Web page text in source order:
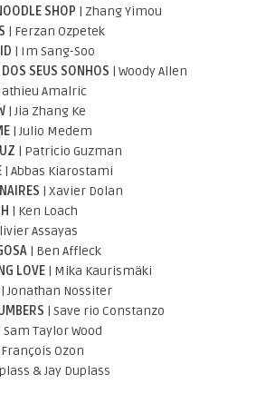
SHOP | Zhang Yimou
| Ferzan Ozpetek
| Im Sang-Soo
SEUS SONHOS | Woody Allen
Amalric
| Jia Zhang Ke
| Julio Medem
| Patricio Guzman
| Abbas Kiarostami
| Xavier Dolan
| Ken Loach
Assayas
| Ben Affleck
LOVE| Mika Kaurismäki
Jonathan Nossiter
| Save rio Constanzo
Sam Taylor Wood
Ozon
& Jay Duplass